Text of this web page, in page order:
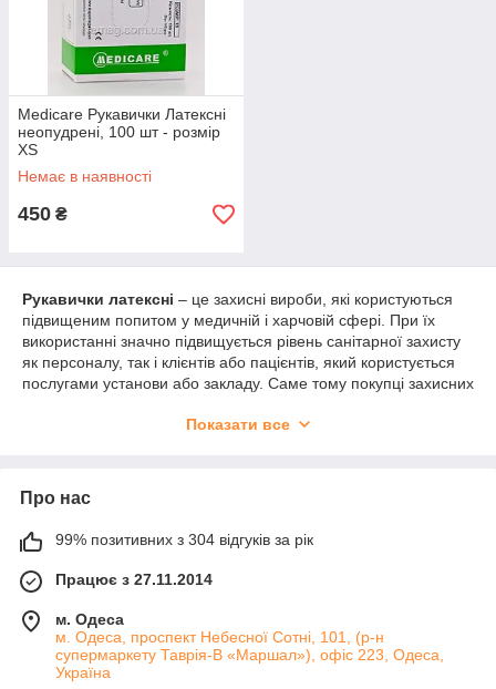
Medicare Рукавички Латексні
неопудрені, 100 шт - розмір
XS
Немає в наявності
450 ₴
Рукавички латексні ‒ це захисні вироби, які користуються
підвищеним попитом у медичній і харчовій сфері. При їх
використанні значно підвищується рівень санітарної захисту
як персоналу, так і клієнтів або пацієнтів, який користується
послугами установи або закладу. Саме тому покупці захисних
Сфера застосування латексних
В першу чергу
дозволяють захистити як медперсонал, так і пацієнтів, що
Однак крім цього
в нашому інтернет-магазині, широко поширені в харчовій
промисловості. Вони володіють підвищеною стійкістю до
різних жирів і інших подібних продуктів біологічного
походження, на відміну від тих же вінілових рукавичок. Однак
Показати все
Про нас
99% позитивних з 304 відгуків за рік
Працює з 27.11.2014
м. Одеса
м. Одеса, проспект Небесної Сотні, 101, (р-н
супермаркету Таврія-В «Маршал»), офіс 223, Одеса,
Україна